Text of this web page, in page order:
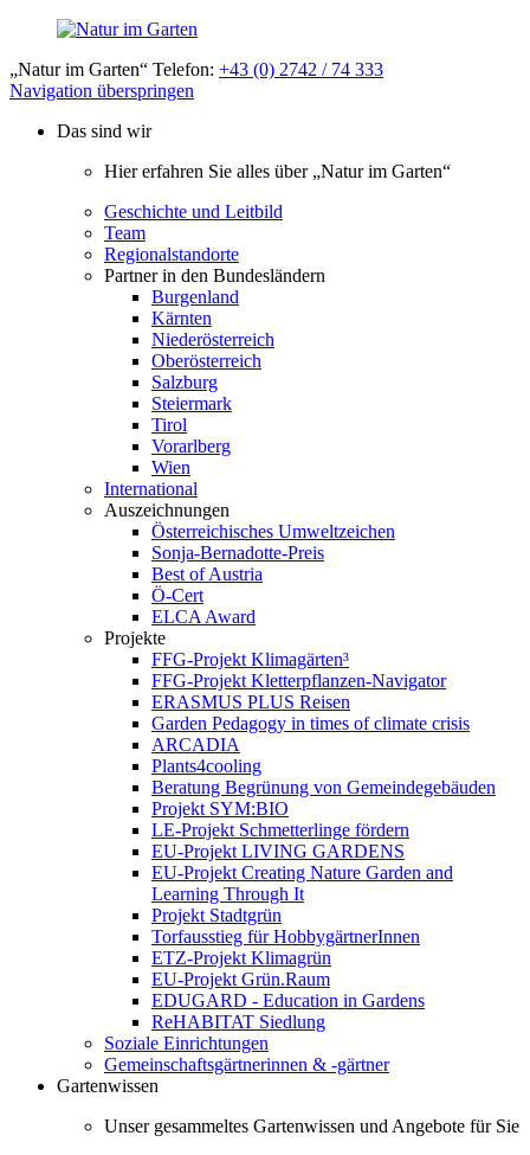
„Natur im Garten“ Telefon: +43 (0) 2742 / 74 333
Navigation überspringen
Das sind wir
Hier erfahren Sie alles über „Natur im Garten“
Geschichte und Leitbild
Team
Regionalstandorte
Partner in den Bundesländern
Burgenland
Kärnten
Niederösterreich
Oberösterreich
Salzburg
Steiermark
Tirol
Vorarlberg
Wien
International
Auszeichnungen
Österreichisches Umweltzeichen
Sonja-Bernadotte-Preis
Best of Austria
Ö-Cert
ELCA Award
Projekte
FFG-Projekt Klimagärten³
FFG-Projekt Kletterpflanzen-Navigator
ERASMUS PLUS Reisen
Garden Pedagogy in times of climate crisis
ARCADIA
Plants4cooling
Beratung Begrünung von Gemeindegebäuden
Projekt SYM:BIO
LE-Projekt Schmetterlinge fördern
EU-Projekt LIVING GARDENS
EU-Projekt Creating Nature Garden and
Learning Through It
Projekt Stadtgrün
Torfausstieg für HobbygärtnerInnen
ETZ-Projekt Klimagrün
EU-Projekt Grün.Raum
EDUGARD - Education in Gardens
ReHABITAT Siedlung
Soziale Einrichtungen
Gemeinschaftsgärtnerinnen & -gärtner
Gartenwissen
Unser gesammeltes Gartenwissen und Angebote für Sie